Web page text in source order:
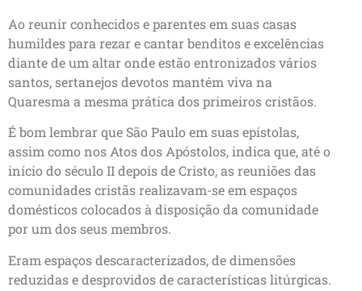
Ao reunir conhecidos e parentes em suas casas
humildes para rezar e cantar benditos e excelências
diante de um altar onde estão entronizados vários
santos, sertanejos devotos mantém viva na
Quaresma a mesma prática dos primeiros cristãos.
É bom lembrar que São Paulo em suas epístolas,
assim como nos Atos dos Apóstolos, indica que, até o
início do século II depois de Cristo, as reuniões das
comunidades cristãs realizavam-se em espaços
domésticos colocados à disposição da comunidade
por um dos seus membros.
Eram espaços descaracterizados, de dimensões
reduzidas e desprovidos de características litúrgicas.